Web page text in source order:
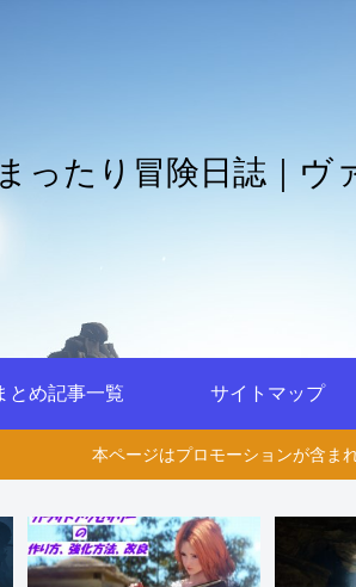
ったり冒険日誌｜ヴ
とめ記事一覧 サイトマップ
本ページはプロモーションが含ま